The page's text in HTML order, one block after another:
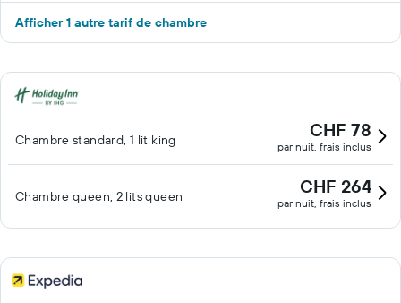
Afficher 1 autre tarif de chambre
Chambre standard, 1 lit king CHF 78
par nuit, frais inclus
Chambre queen, 2 lits queen CHF 264
par nuit, frais inclus